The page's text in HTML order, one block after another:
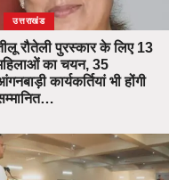
उत्तराखंड
रौतेली पुरस्कार के लिए 13
का चयन, 35
कार्यकर्तियां भी होंगी